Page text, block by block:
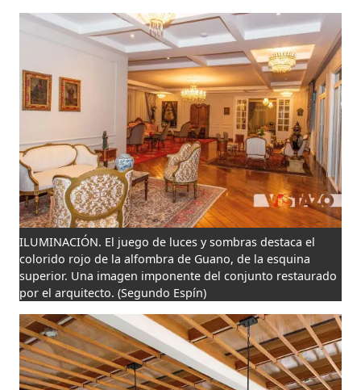
ILUMINACIÓN. El juego de luces y sombras destaca el
colorido rojo de la alfombra de Guano, de la esquina
superior. Una imagen imponente del conjunto restaurado
por el arquitecto. (Segundo Espín)